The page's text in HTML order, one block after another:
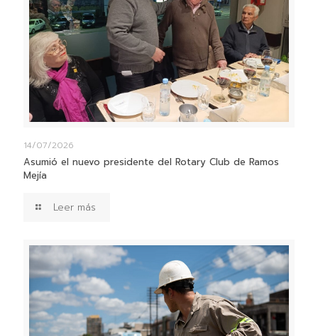
14/07/2026
Asumió el nuevo presidente del Rotary Club de Ramos
Mejía
Leer más